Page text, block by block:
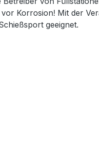
Korrosion! Mit der
geeignet.